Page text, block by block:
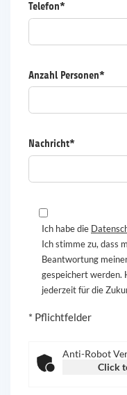
Telefon*
Anzahl Personen*
Nachricht*
Ich habe die
Ich stimme zu, dass
Beantwortung
gespeichert werden.
jederzeit für die
* Pflichtfelder
Anti-Robot
Click